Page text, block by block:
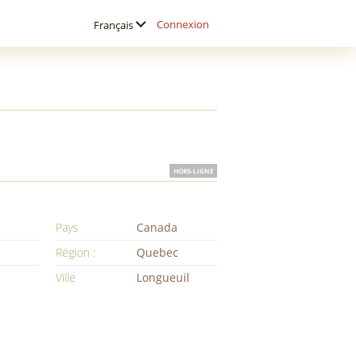
Français Connexion
HORS-LIGNE
Pays
Canada
Région :
Quebec
Ville
Longueuil